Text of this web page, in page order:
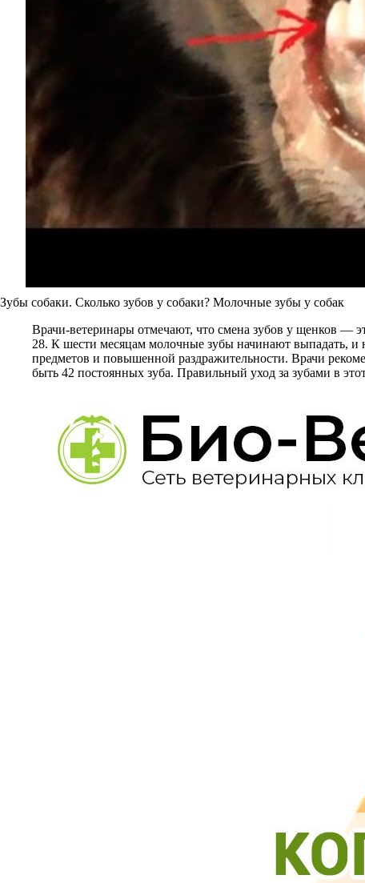
Зубы собаки. Сколько зубов у собаки? Молочные зубы у собак
Врачи-ветеринары отмечают, что смена зубов у щенков —
28. К шести месяцам молочные зубы начинают выпадать, и
предметов и повышенной раздражительности. Врачи
быть 42 постоянных зуба. Правильный уход за зубами в